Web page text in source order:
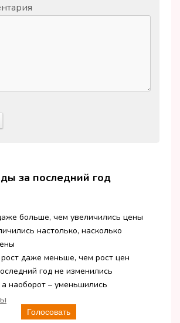
за последний год
больше, чем увеличились цены
настолько, насколько
даже меньше, чем рост цен
год не изменились
наоборот – уменьшились
Голосовать